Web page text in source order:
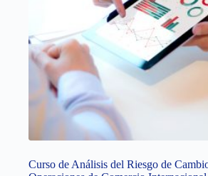
Curso de Análisis del Riesgo de